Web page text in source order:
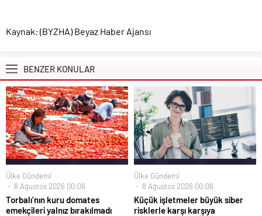
Kaynak: (BYZHA) Beyaz Haber Ajansı
BENZER KONULAR
Ülke Gündemi
8 Ağustos 2026 00:08
Torbalı’nın kuru domates
emekçileri yalnız bırakılmadı
Ülke Gündemi
8 Ağustos 2026 00:08
Küçük işletmeler büyük siber
risklerle karşı karşıya